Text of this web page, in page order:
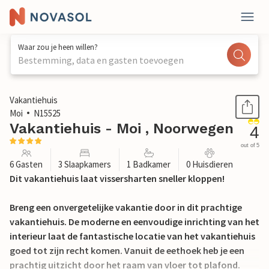
Waar zou je heen willen?
Bestemming, data en gasten toevoegen
1 / 28
Vakantiehuis
Moi
N15525
Vakantiehuis - Moi , Noorwegen 4
out of 5
6 Gasten 3 Slaapkamers 1 Badkamer 0 Huisdieren
Dit vakantiehuis laat vissersharten sneller kloppen!
Breng een onvergetelijke vakantie door in dit prachtige
vakantiehuis. De moderne en eenvoudige inrichting van het
interieur laat de fantastische locatie van het vakantiehuis
goed tot zijn recht komen. Vanuit de eethoek heb je een
prachtig uitzicht door het raam van vloer tot plafond.